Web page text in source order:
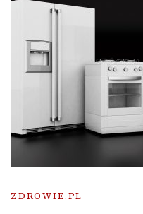
ZDROWIE.PL